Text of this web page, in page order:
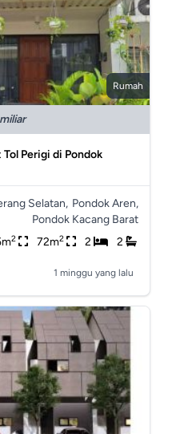
Rumah
Perigi di Pondok
Selatan, Pondok Aren,
Pondok Kacang Barat
2 72m2 2 2
1 minggu yang lalu